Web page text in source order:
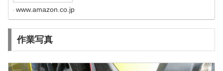
www.amazon.co.jp
作業写真